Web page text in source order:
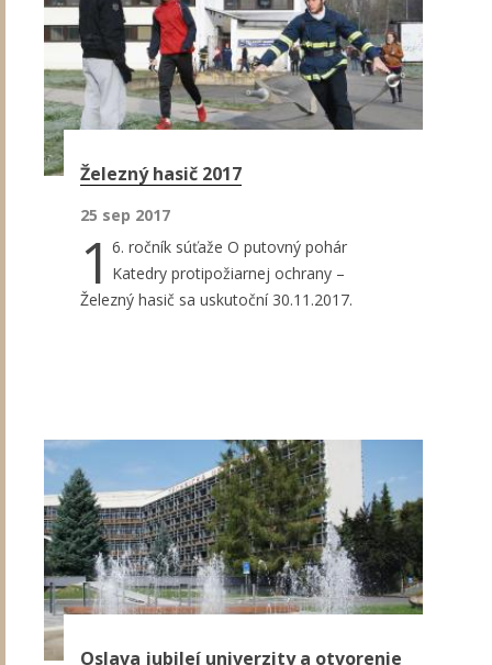
Železný hasič 2017
25 sep 2017
1 6. ročník súťaže O putovný pohár
Katedry protipožiarnej ochrany –
Železný hasič sa uskutoční 30.11.2017.
Oslava jubileí univerzity a otvorenie